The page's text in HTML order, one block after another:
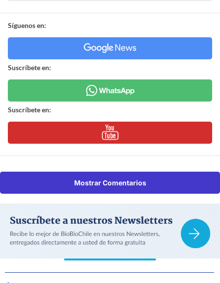
Síguenos en:
Suscríbete en:
Suscríbete en:
Mostrar Comentarios